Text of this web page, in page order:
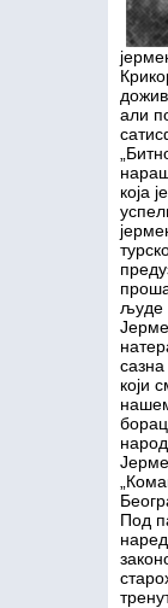
али
која
људе
који
Под